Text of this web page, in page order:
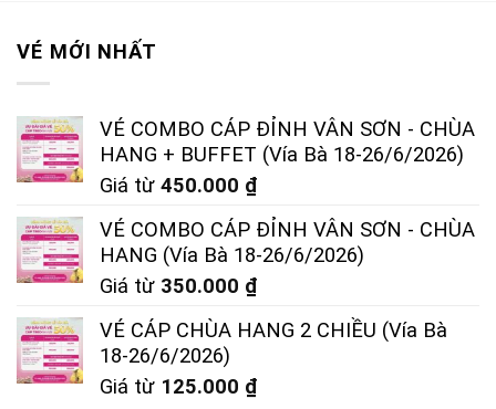
VÉ MỚI NHẤT
VÉ COMBO CÁP ĐỈNH VÂN SƠN - CHÙA
HANG + BUFFET (Vía Bà 18-26/6/2026)
Giá từ 450.000 ₫
VÉ COMBO CÁP ĐỈNH VÂN SƠN - CHÙA
HANG (Vía Bà 18-26/6/2026)
Giá từ 350.000 ₫
VÉ CÁP CHÙA HANG 2 CHIỀU (Vía Bà
18-26/6/2026)
Giá từ 125.000 ₫